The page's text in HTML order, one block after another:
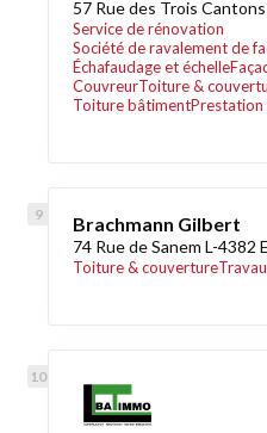
57 Rue des Trois
Service de rénovation
Société de ravalement de
Échafaudage et échelle
CouvreurToiture &
Toiture bâtimentPrestation
Brachmann Gilbert
74 Rue de Sanem L-4382
Toiture & couverture